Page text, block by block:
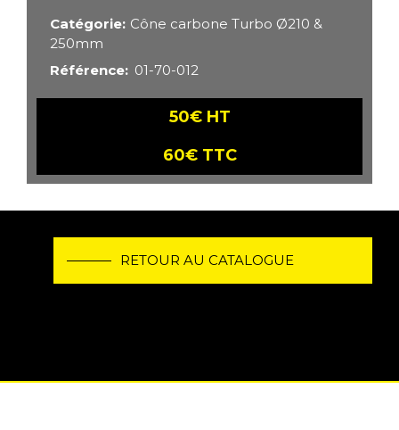
Catégorie Cône carbone Turbo Ø210 &
250mm
Référence
01-70-012
50€ HT
60€ TTC
RETOUR AU CATALOGUE